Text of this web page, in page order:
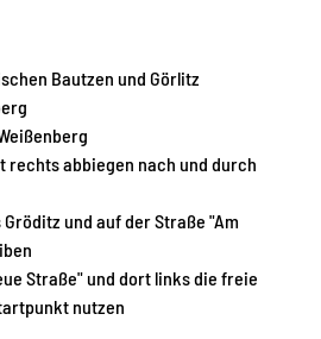
Bautzen und Görlitz
rechts abbiegen nach und durch
und auf der Straße "Am
Straße" und dort links die freie
nutzen